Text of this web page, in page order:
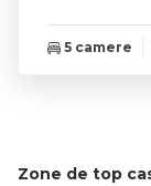
5 camere
Zone de top